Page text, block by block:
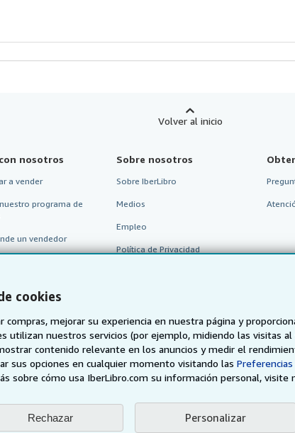
cookies
compras, mejorar su experiencia en nuestra página y
utilizan nuestros servicios (por ejemplo, midiendo las visitas
contenido relevante en los anuncios y medir el
sus opciones en cualquier momento visitando las
sobre cómo usa IberLibro.com su información personal,
Rechazar Personalizar
Volver al inicio
nosotros
a vender
programa de
un vendedor
Sobre nosotros
Sobre IberLibro
Medios
Empleo
Política de Privacidad
Accesibilidad